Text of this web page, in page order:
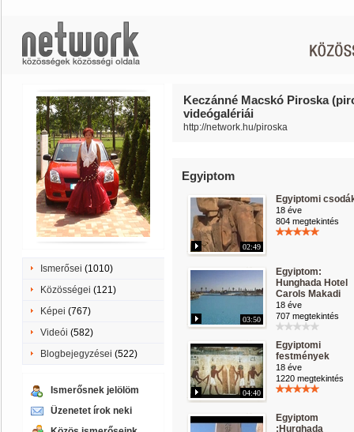
Ismerősei (1010)
Közösségei (121)
Képei (767)
Videói (582)
Blogbejegyzései (522)
Ismerősnek jelölöm
Üzenetet írok neki
Keczánné Macskó Piroska
videógalériái
http://network.hu/piroska
Egyiptom
02:49
Egyiptomi
18 éve
804 megtekintés
03:50
Egyiptom:
Hunghada Hotel
Carols Makadi
18 éve
707 megtekintés
04:40
Egyiptomi
festmények
18 éve
1220 megtekintés
Egyiptom
:Hurghada